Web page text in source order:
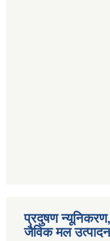
प्रदुषण
जैविक मल